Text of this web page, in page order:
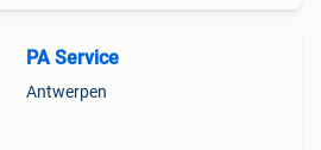
PA Service
Antwerpen